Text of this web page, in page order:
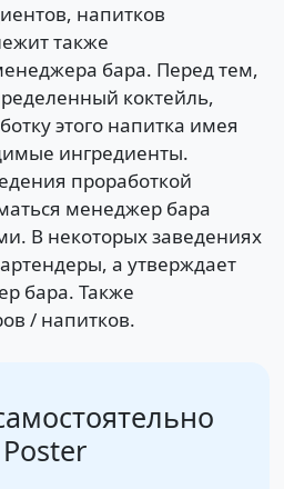
напитков
также
бара. Перед тем,
коктейль,
этого напитка имея
ингредиенты.
проработкой
менеджер бара
В некоторых заведениях
а утверждает
бара. Также
/ напитков.